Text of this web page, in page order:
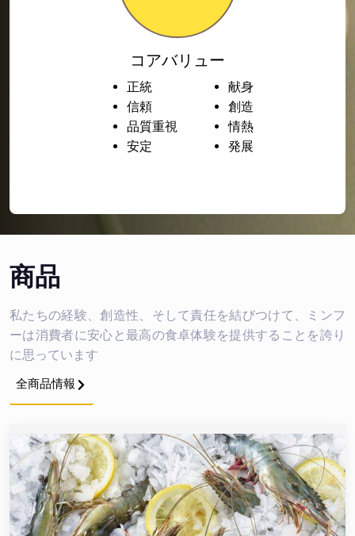
コアバリュー
正統
信頼
品質重視
安定
献身
創造
情熱
発展
商品
全商品情報
私たちの経験、創造性、そして責任を結びつけて、ミンフ
ーは消費者に安心と最高の食卓体験を提供することを誇り
に思っています